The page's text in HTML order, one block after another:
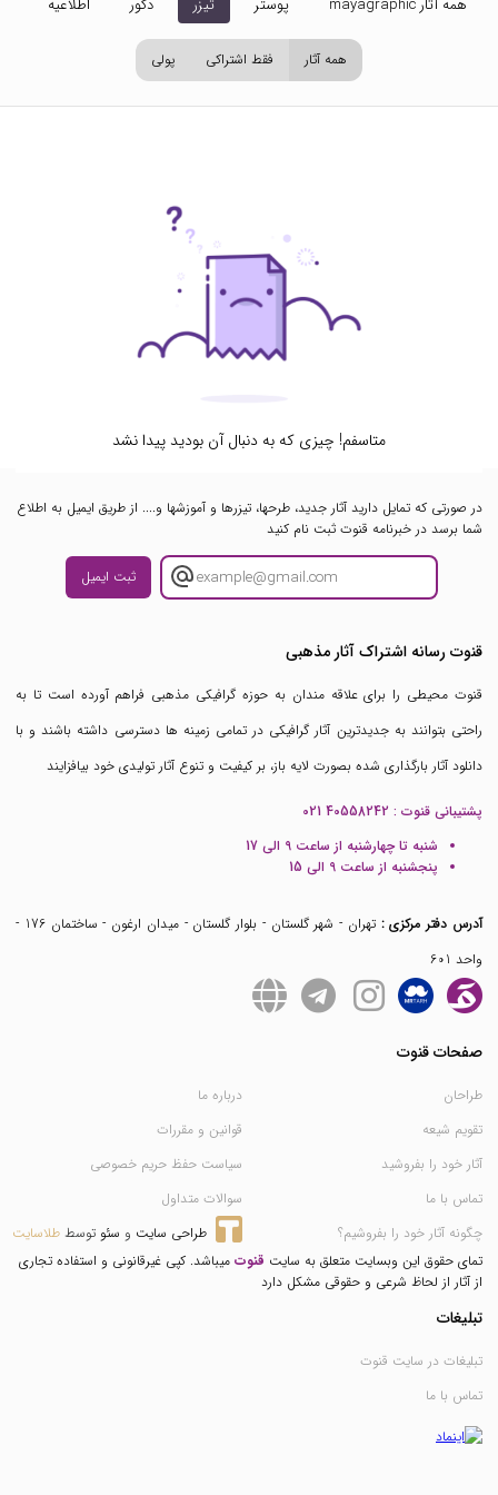
همه آثار mayagraphic پوستر تیزر دکور اطلاعیه
همه آثار فقط اشتراکی پولی
متاسفم! چیزی که به دنبال آن بودید پیدا نشد
در صورتی که تمایل دارید آثار جدید، طرحها، تیزرها و آموزشها و.... از طریق ایمیل به اطلاع
شما برسد در خبرنامه قنوت ثبت نام کنید
ثبت ایمیل
قنوت رسانه اشتراک آثار مذهبی
قنوت محیطی را برای علاقه مندان به حوزه گرافیکی مذهبی فراهم آورده است تا به
راحتی بتوانند به جدیدترین آثار گرافیکی در تمامی زمینه ها دسترسی داشته باشند و با
دانلود آثار بارگذاری شده بصورت لایه باز، بر کیفیت و تنوع آثار تولیدی خود بیافزایند
پشتیبانی قنوت : 021 40558242
شنبه تا چهارشنبه از ساعت 9 الی 17
پنجشنبه از ساعت 9 الی 15
آدرس دفتر مرکزی :
تهران - شهر گلستان - بلوار گلستان - میدان ارغون - ساختمان 176 -
واحد 601
صفحات قنوت
طراحان
تقویم شیعه
آثار خود را بفروشید
تماس با ما
چگونه آثار خود را بفروشیم؟
درباره ما
قوانین و مقررات
سیاست حفظ حریم خصوصی
سوالات متداول
طراحی سایت و سئو توسط طلاسایت
تمای حقوق این وبسایت متعلق به سایت قنوت میباشد. کپی غیرقانونی و استفاده تجاری
از آثار از لحاظ شرعی و حقوقی مشکل دارد
تبلیغات
تبلیغات در سایت قنوت
تماس با ما